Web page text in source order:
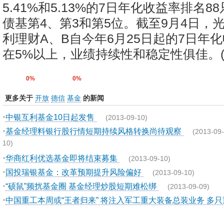
5.41%和5.13%的7日年化收益率排名
债基第4、第3和第5位。截至9月4日，
利理财A、B自今年6月25日起的7日年
在5%以上，业绩持续性和稳定性俱佳
0% 0%
更多关于 开放 德信 基金 的新闻
·中银互利基金10日起发售 (2013-09-10)
·基金经理料银行股行情短期持续风格转换尚待观察 (2013-09-
10)
·华商红利优选基金即将结束募集 (2013-09-10)
·国投瑞银基金：改革预期提升风险偏好 (2013-09-10)
·“硕鼠”频扰基金圈 基金经理炒股短期难松绑 (2013-09-09)
·中国重工本周或“王者归来” 将注入军工重大装备总装业务 多